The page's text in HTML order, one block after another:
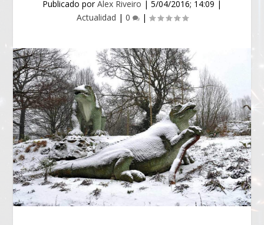
Publicado porAlex Riveiro | 5/04/2016; 14:09 |
Actualidad | 0 |